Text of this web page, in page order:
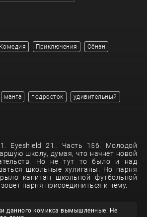
Комедия Приключения Сёнэн
манга подросток удивительный
Eyeshield 21.. Часть 156. Молодой
школу, думая, что начнет новой
Но не тут то было и над
школьные хулиганы. Но парня
капитан школьной футбольной
парня присоединиться к нему.
данного комикса вымышленные. Не